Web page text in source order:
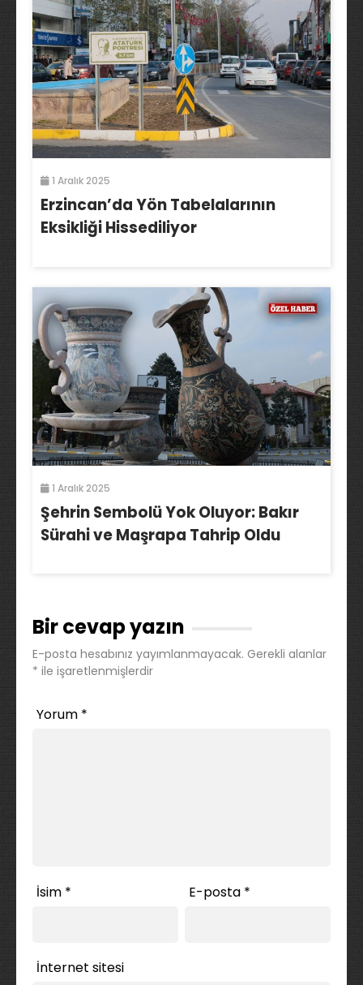
1 Aralık 2025
Erzincan’da Yön Tabelalarının
Eksikliği Hissediliyor
1 Aralık 2025
Şehrin Sembolü Yok Oluyor: Bakır
Sürahi ve Maşrapa Tahrip Oldu
Bir cevap yazın
E-posta hesabınız yayımlanmayacak. Gerekli alanlar
* ile işaretlenmişlerdir
Yorum *
İsim * E-posta *
İnternet sitesi